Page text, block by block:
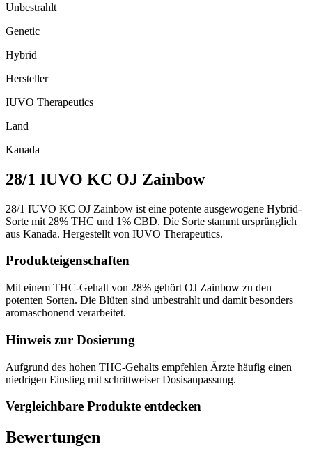
Unbestrahlt
Genetic
Hybrid
Hersteller
IUVO Therapeutics
Land
Kanada
28/1 IUVO KC OJ Zainbow
28/1 IUVO KC OJ Zainbow ist eine potente ausgewogene Hybrid-
Sorte mit 28% THC und 1% CBD. Die Sorte stammt ursprünglich
aus Kanada. Hergestellt von IUVO Therapeutics.
Produkteigenschaften
Mit einem THC-Gehalt von 28% gehört OJ Zainbow zu den
potenten Sorten. Die Blüten sind unbestrahlt und damit besonders
aromaschonend verarbeitet.
Hinweis zur Dosierung
Aufgrund des hohen THC-Gehalts empfehlen Ärzte häufig einen
niedrigen Einstieg mit schrittweiser Dosisanpassung.
Vergleichbare Produkte entdecken
Bewertungen